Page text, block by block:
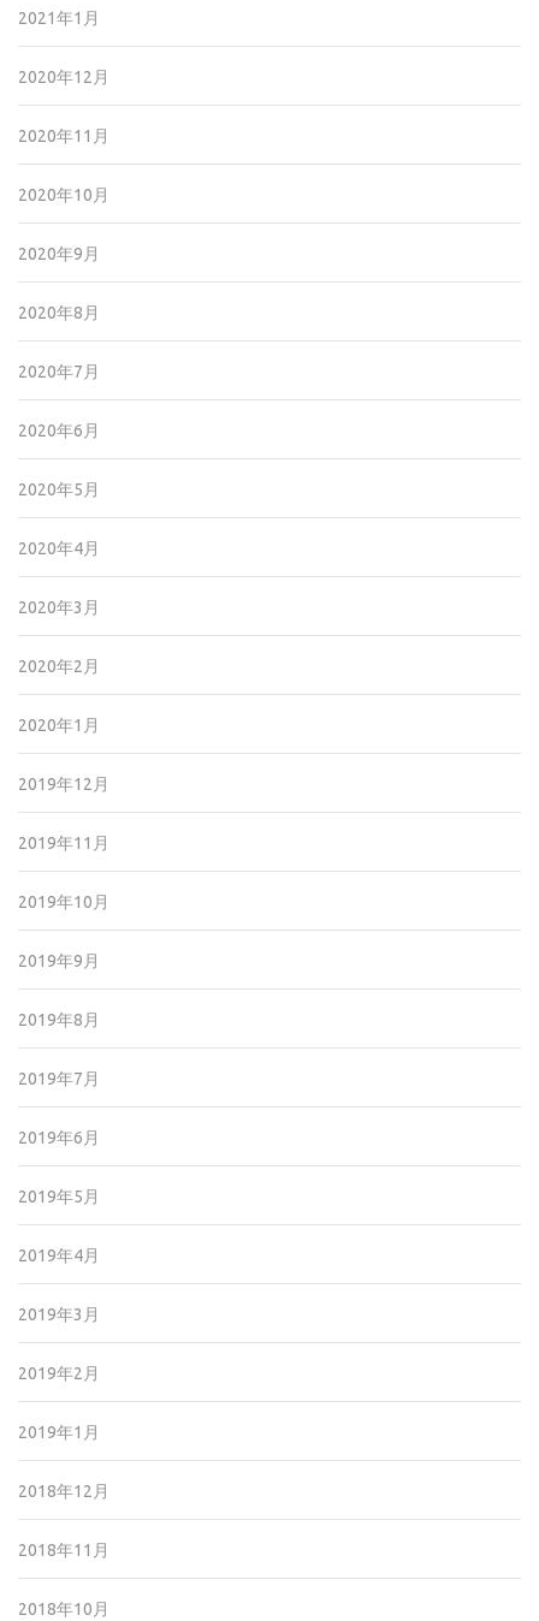
2021年1月
2020年12月
2020年11月
2020年10月
2020年9月
2020年8月
2020年7月
2020年6月
2020年5月
2020年4月
2020年3月
2020年2月
2020年1月
2019年12月
2019年11月
2019年10月
2019年9月
2019年8月
2019年7月
2019年6月
2019年5月
2019年4月
2019年3月
2019年2月
2019年1月
2018年12月
2018年11月
2018年10月